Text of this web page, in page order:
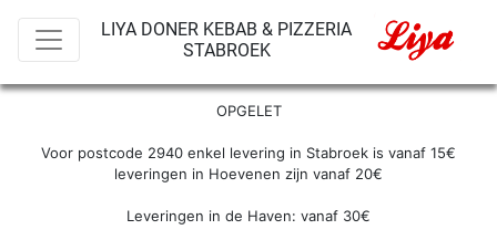
LIYA DONER KEBAB & PIZZERIA
STABROEK
OPGELET
Voor postcode 2940 enkel levering in Stabroek is vanaf 15€
leveringen in Hoevenen zijn vanaf 20€
Leveringen in de Haven: vanaf 30€